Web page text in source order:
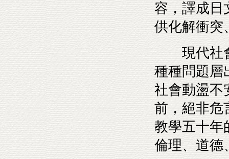
容，譯成日
供化解衝突
現代社會
種種問題層
社會動盪不
前，絕非危
教學五十年
倫理、道德